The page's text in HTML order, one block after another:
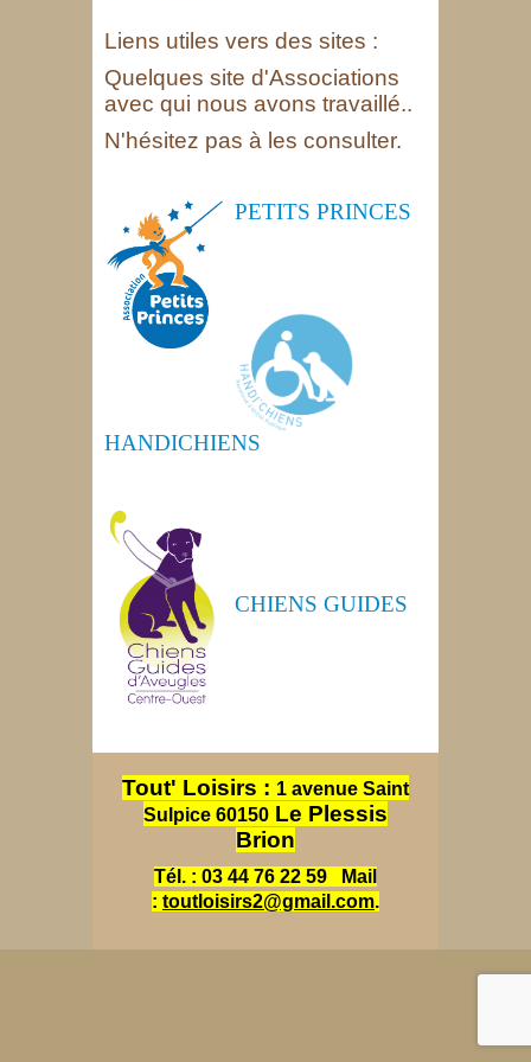
Liens utiles vers des sites :
Quelques site d'Associations
avec qui nous avons travaillé..
N'hésitez pas à les consulter.
PETITS PRINCES
HANDICHIENS
CHIENS GUIDES
Tout' Loisirs : 1 avenue Saint
Sulpice 60150 Le Plessis
Brion
Tél. : 03 44 76 22 59
Mail
: toutloisirs2@gmail.com.